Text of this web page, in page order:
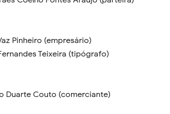
Pinheiro (empresário)
Teixeira (tipógrafo)
Duarte Couto (comerciante)